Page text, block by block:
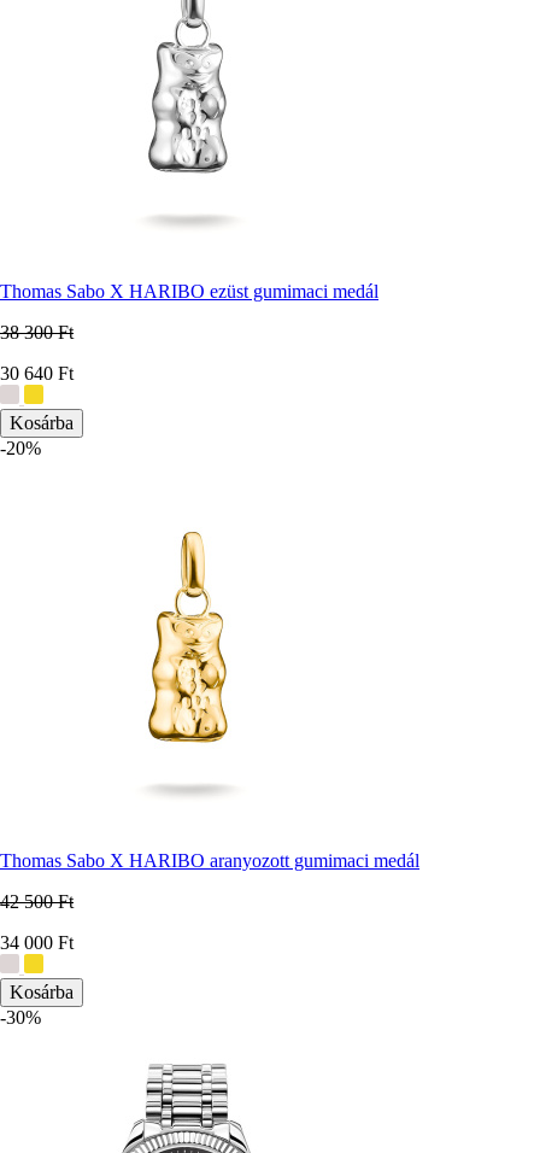
Thomas Sabo X HARIBO ezüst gumimaci medál
38 300 Ft
Ár
30 640 Ft
színek:
-20%
Thomas Sabo X HARIBO aranyozott gumimaci medál
42 500 Ft
Ár
34 000 Ft
színek:
-30%